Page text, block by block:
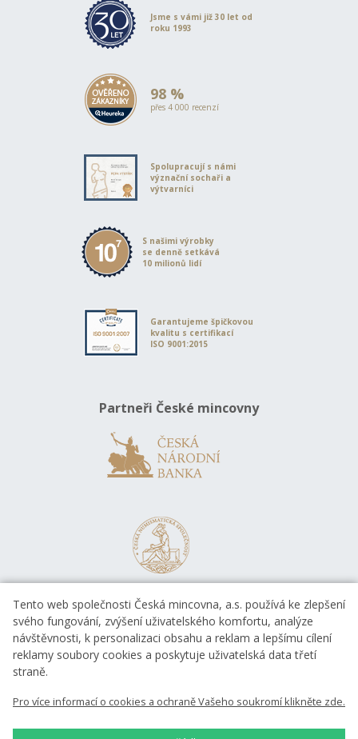
Jsme s vámi již 30 let od
roku 1993
98 %
přes 4 000 recenzí
Spolupracují s námi
význační sochaři a
výtvarníci
S našimi výrobky
se denně setkává
10 milionů lidí
Garantujeme špičkovou
kvalitu s certifikací
ISO 9001:2015
Partneři České mincovny
EVROPSKÁ UNIE
Evropský fond pro regionální rozvoj
Tento web společnosti Česká mincovna, a.s. používá ke zlepšení
svého fungování, zvýšení uživatelského komfortu, analýze
návštěvnosti, k personalizaci obsahu a reklam a lepšímu cílení
reklamy soubory cookies a poskytuje uživatelská data třetí
straně.
Pro více informací o cookies a ochraně Vašeho soukromí klikněte zde.